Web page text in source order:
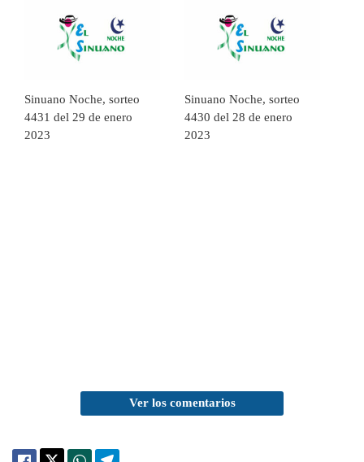
Sinuano Noche, sorteo
4431 del 29 de enero
2023
Sinuano Noche, sorteo
4430 del 28 de enero
2023
Ver los comentarios